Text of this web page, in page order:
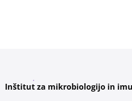
Inštitut za mikrobiologijo in